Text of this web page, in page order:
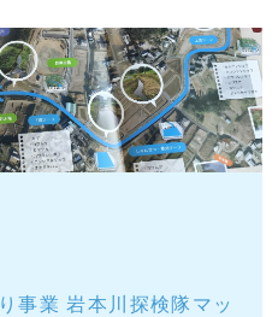
事業 岩本川探検隊マッ